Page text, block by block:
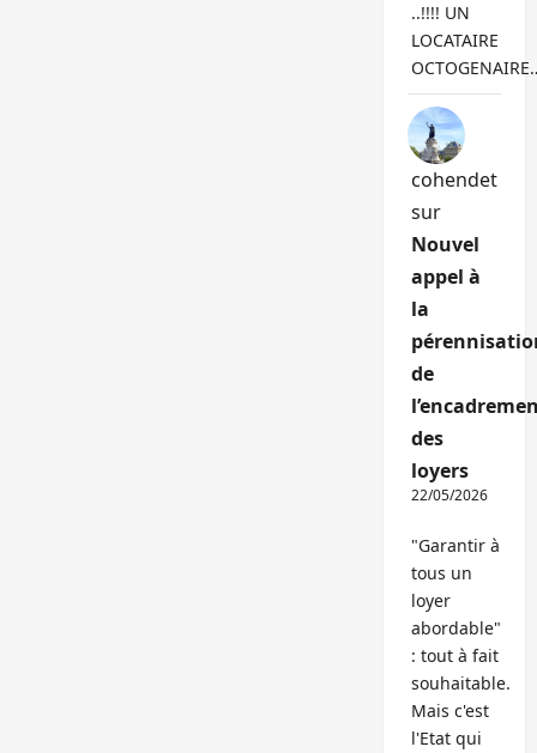
..!!!! UN
LOCATAIRE
cohendet
sur
Nouvel
appel à
la
de
des
loyers
22/05/2026
"Garantir à
tous un
loyer
abordable"
: tout à fait
souhaitable.
Mais c'est
l'Etat qui